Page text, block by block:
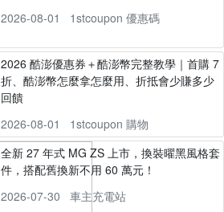
2026-08-01
1stcoupon 優惠碼
2026 酷澎優惠券＋酷澎幣完整教學｜首購 7
折、酷澎幣怎麼拿怎麼用、折抵會少賺多少
回饋
2026-08-01
1stcoupon 購物
全新 27 年式 MG ZS 上市，換裝曜黑風格套
件，搭配舊換新不用 60 萬元！
2026-07-30
車主充電站